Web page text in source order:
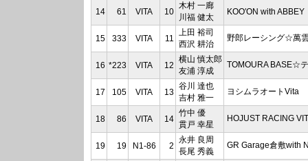
14 61 VITA 10
木村 一廊
川福 健太
KOO′ON with ABBEY
15 333 VITA 11
上田 裕司
西沢 耕治
野郎レーシング☆萬
16 *223 VITA 12
横山 慎太郎
友浦 淳成
TOMOURA BASE☆
17 105 VITA 13
谷川 達也
吉村 雅一
ヨシムラオートVita
18 86 VITA 14
竹中 優
貫戸 幸星
HOJUST RACING
19 19 N1-86 2
永井 良周
長尾 秀義
GR Garage倉敷with